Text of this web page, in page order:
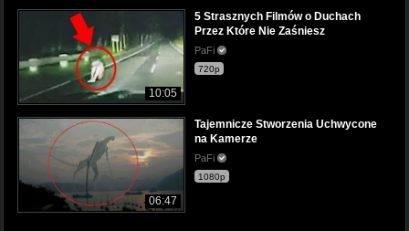
10:05
5 Strasznych Filmów o Duchach
Przez Które Nie Zaśniesz
PaFi
720p
06:47
Tajemnicze Stworzenia Uchwycone
na Kamerze
PaFi
1080p